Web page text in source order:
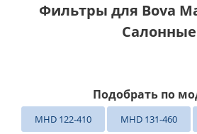
Фильтры для Bova
Салонные
Подобрать по
MHD 122-410 MHD 131-460